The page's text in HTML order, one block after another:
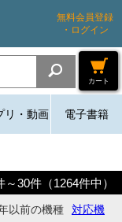
無料会員登録
・ログイン
カート
リ・動画 電子書籍
～30件（1264件中）
以前の機種
対応機